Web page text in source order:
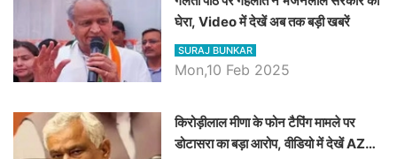
घेरा, Video में देखें अब तक बड़ी खबरें
SURAJ BUNKAR
Mon,10 Feb 2025
किरोड़ीलाल मीणा के फोन टैपिंग मामले पर
डोटासरा का बड़ा आरोप, वीडियो में देखें AZ